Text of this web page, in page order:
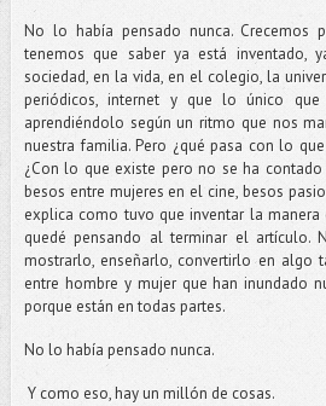
No lo había pensado nunca. Crecemos
tenemos que saber ya está inventado,
sociedad, en la vida, en el colegio, la
periódicos, internet y que lo único
aprendiéndolo según un ritmo que nos
nuestra familia. Pero ¿qué pasa con lo
¿Con lo que existe pero no se ha
besos entre mujeres en el cine, besos
explica como tuvo que inventar la
quedé pensando al terminar el artículo.
mostrarlo, enseñarlo, convertirlo en algo
entre hombre y mujer que han inundado
porque están en todas partes.
No lo había pensado nunca.
Y como eso, hay un millón de cosas.